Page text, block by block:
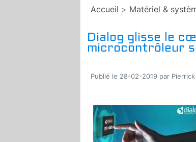
Accueil > Matériel &
Dialog glisse le
microcontrôleur
Publié le 28-02-2019 par